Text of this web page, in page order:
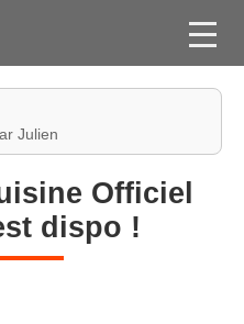
FILMS
JEUX VIDÉO
CONCOURS
Julien
Officiel
dispo !